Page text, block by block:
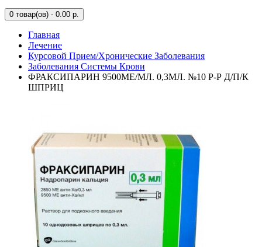
0 товар(ов) - 0.00 р.
Главная
Лечение
Курсовой Прием/Хронические Заболевания
Заболевания Системы Крови
ФРАКСИПАРИН 9500МЕ/МЛ. 0,3МЛ. №10 Р-Р Д/П/К
ШПРИЦ